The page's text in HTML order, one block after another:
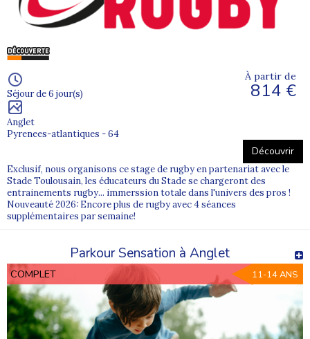
Séjour de 6 jour(s)
Anglet
Pyrenees-atlantiques - 64
À partir de
814 €
Découvrir
Exclusif, nous organisons ce stage de rugby en partenariat avec le
Stade Toulousain, les éducateurs du Stade se chargeront des
entrainements rugby... immerssion totale dans l'univers des pros !
Nouveauté 2026: Encore plus de rugby avec 4 séances
supplémentaires par semaine!
Parkour Sensation à Anglet
COMPLET 11-14 ANS